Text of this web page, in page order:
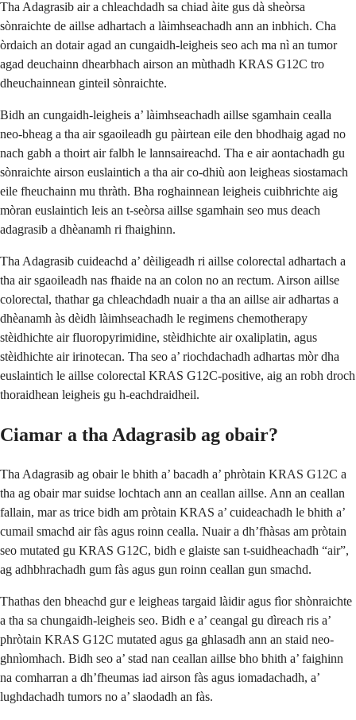
Tha Adagrasib air a chleachdadh sa chiad àite gus dà sheòrsa
sònraichte de aillse adhartach a làimhseachadh ann an inbhich. Cha
òrdaich an dotair agad an cungaidh-leigheis seo ach ma nì an tumor
agad deuchainn dhearbhach airson an mùthadh KRAS G12C tro
dheuchainnean ginteil sònraichte.
Bidh an cungaidh-leigheis a’ làimhseachadh aillse sgamhain cealla
neo-bheag a tha air sgaoileadh gu pàirtean eile den bhodhaig agad no
nach gabh a thoirt air falbh le lannsaireachd. Tha e air aontachadh gu
sònraichte airson euslaintich a tha air co-dhiù aon leigheas siostamach
eile fheuchainn mu thràth. Bha roghainnean leigheis cuibhrichte aig
mòran euslaintich leis an t-seòrsa aillse sgamhain seo mus deach
adagrasib a dhèanamh ri fhaighinn.
Tha Adagrasib cuideachd a’ dèiligeadh ri aillse colorectal adhartach a
tha air sgaoileadh nas fhaide na an colon no an rectum. Airson aillse
colorectal, thathar ga chleachdadh nuair a tha an aillse air adhartas a
dhèanamh às dèidh làimhseachadh le regimens chemotherapy
stèidhichte air fluoropyrimidine, stèidhichte air oxaliplatin, agus
stèidhichte air irinotecan. Tha seo a’ riochdachadh adhartas mòr dha
euslaintich le aillse colorectal KRAS G12C-positive, aig an robh droch
thoraidhean leigheis gu h-eachdraidheil.
Ciamar a tha Adagrasib ag obair?
Tha Adagrasib ag obair le bhith a’ bacadh a’ phròtain KRAS G12C a
tha ag obair mar suidse lochtach ann an ceallan aillse. Ann an ceallan
fallain, mar as trice bidh am pròtain KRAS a’ cuideachadh le bhith a’
cumail smachd air fàs agus roinn cealla. Nuair a dh’fhàsas am pròtain
seo mutated gu KRAS G12C, bidh e glaiste san t-suidheachadh “air”,
ag adhbhrachadh gum fàs agus gun roinn ceallan gun smachd.
Thathas den bheachd gur e leigheas targaid làidir agus fìor shònraichte
a tha sa chungaidh-leigheis seo. Bidh e a’ ceangal gu dìreach ris a’
phròtain KRAS G12C mutated agus ga ghlasadh ann an staid neo-
ghnìomhach. Bidh seo a’ stad nan ceallan aillse bho bhith a’ faighinn
na comharran a dh’fheumas iad airson fàs agus iomadachadh, a’
lughdachadh tumors no a’ slaodadh an fàs.